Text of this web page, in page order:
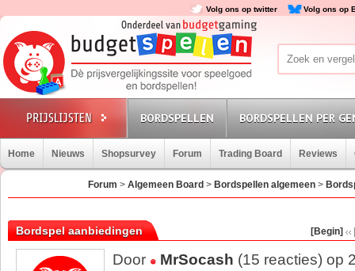
Volg ons op twitter Volg ons op
BORDSPELLEN BORDSPELLEN PER
Home Nieuws Shopsurvey Forum Trading Board Reviews
Forum >Algemeen Board > Bordspellen algemeen >
Bordspel aanbiedingen [Begin]
Door MrSocash (15 reacties) op